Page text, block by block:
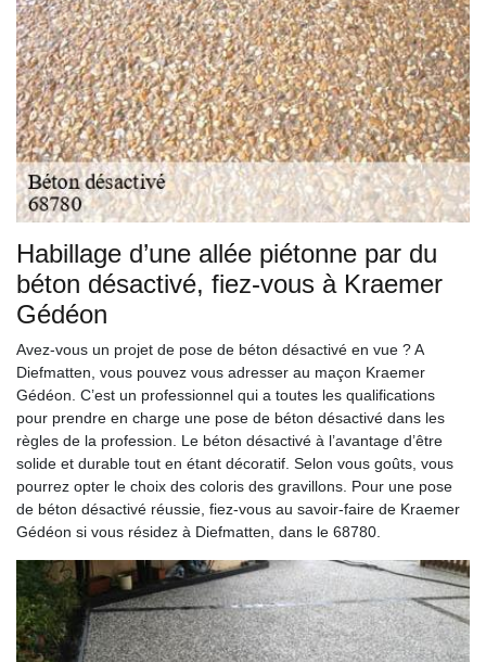
Habillage d’une allée piétonne par du
béton désactivé, fiez-vous à Kraemer
Gédéon
Avez-vous un projet de pose de béton désactivé en vue ? A
Diefmatten, vous pouvez vous adresser au maçon Kraemer
Gédéon. C’est un professionnel qui a toutes les qualifications
pour prendre en charge une pose de béton désactivé dans les
règles de la profession. Le béton désactivé à l’avantage d’être
solide et durable tout en étant décoratif. Selon vous goûts, vous
pourrez opter le choix des coloris des gravillons. Pour une pose
de béton désactivé réussie, fiez-vous au savoir-faire de Kraemer
Gédéon si vous résidez à Diefmatten, dans le 68780.